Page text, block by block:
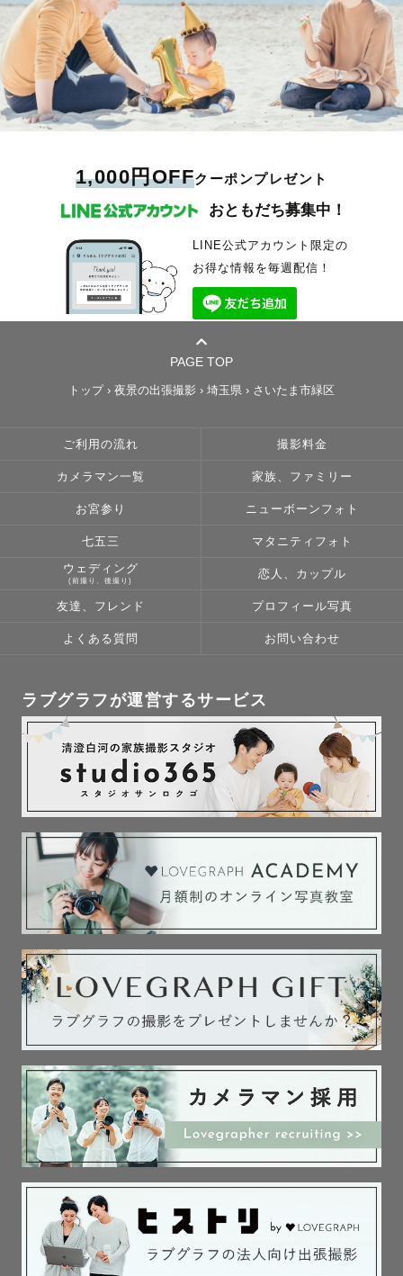
1,000円OFFクーポンプレゼント
おともだち募集中！
LINE公式アカウント限定の
お得な情報を毎週配信！
PAGE TOP
トップ› 夜景の出張撮影 › 埼玉県 › さいたま市緑区
ご利用の流れ 撮影料金
カメラマン一覧 家族、ファミリー
お宮参り ニューボーンフォト
七五三 マタニティフォト
ウェディング
(前撮り、後撮り)
恋人、カップル
友達、フレンド プロフィール写真
よくある質問 お問い合わせ
ラブグラフが運営するサービス